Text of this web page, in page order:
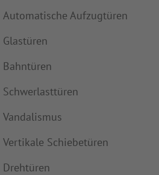
Automatische Aufzugtüren
Glastüren
Bahntüren
Schwerlasttüren
Vandalismus
Vertikale Schiebetüren
Drehtüren